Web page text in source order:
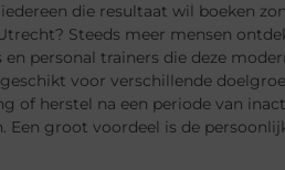
die resultaat wil boeken
Steeds meer mensen
personal trainers die deze
voor verschillende
of herstel na een periode van
Een groot voordeel is de